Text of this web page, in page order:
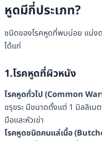
หูดมีกี่ประเภท?
ชนิดของโรคหูดที่พบบ่อย แบ่ง
ได้แก่
1.โรคหูดที่ผิวหนัง
โรคหูดทั่วไป (Common
ขรุขระ มีขนาดตั้งแต่ 1 มิลลิเม
มือและหัวเข่า
โรคหูดชนิดคนแล่เนื้อ